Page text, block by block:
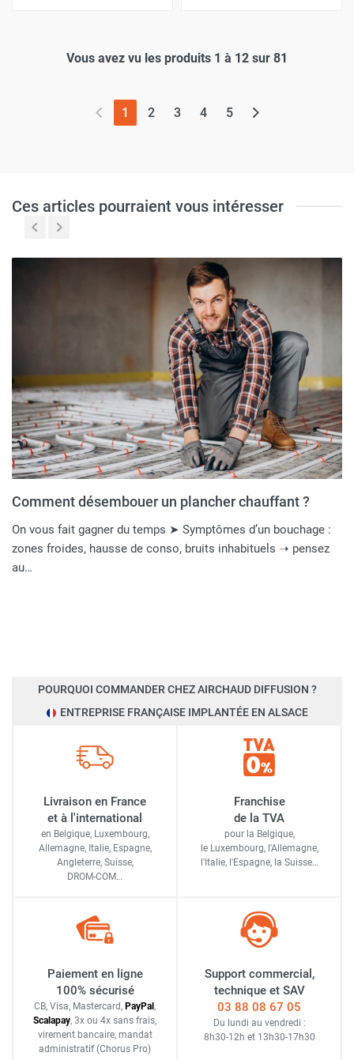
Vous avez vu les produits 1 à 12 sur 81
1 (page actuelle)
2 3 4 5
Ces articles pourraient vous intéresser
Comment désembouer un plancher chauffant ?
On vous fait gagner du temps ➤ Symptômes d’un bouchage :
zones froides, hausse de conso, bruits inhabituels ➝ pensez
au…
POURQUOI COMMANDER CHEZ AIRCHAUD DIFFUSION ?
ENTREPRISE FRANÇAISE IMPLANTÉE EN ALSACE
Livraison en France
et à l'international
en Belgique, Luxembourg,
Allemagne, Italie, Espagne,
Angleterre, Suisse,
DROM-COM…
Franchise
de la TVA
pour la Belgique,
le Luxembourg, l'Allemagne,
l'Italie, l'Espagne, la Suisse…
Paiement en ligne
100% sécurisé
CB, Visa, Mastercard, PayPal ,
Scalapay, 3x ou 4x sans frais,
virement bancaire, mandat
administratif (Chorus Pro)
Support commercial,
technique et SAV
03 88 08 67 05
Du lundi au vendredi :
8h30-12h et 13h30-17h30